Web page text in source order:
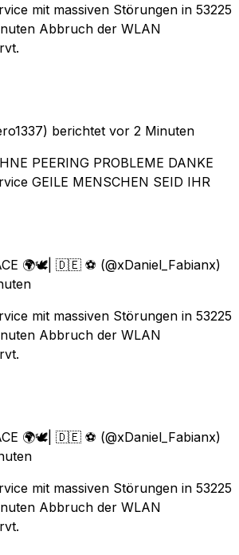
mit massiven Störungen in 53225
Abbruch der WLAN
berichtet vor 2 Minuten
PEERING PROBLEME DANKE
GEILE MENSCHEN SEID IHR
🌍🕊| 🇩🇪 ⚽️ (@xDaniel_Fabianx)
mit massiven Störungen in 53225
Abbruch der WLAN
🌍🕊| 🇩🇪 ⚽️ (@xDaniel_Fabianx)
mit massiven Störungen in 53225
Abbruch der WLAN